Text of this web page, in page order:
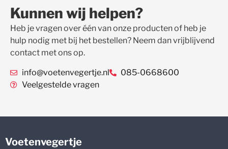
Kunnen wij helpen?
Heb je vragen over één van onze producten of heb je
hulp nodig met bij het bestellen? Neem dan vrijblijvend
contact met ons op.
info@voetenvegertje.nl
085-0668600
Veelgestelde vragen
Voetenvegertje